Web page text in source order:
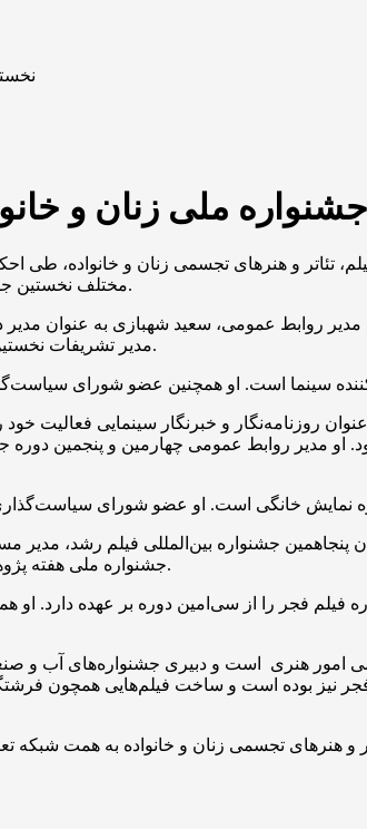
ملی زنان و
تئاتر و هنرهای تجسمی زنان و خانواده، طی
مختلف نخستین جشنواره ملی فیلم، تئاتر و هنرهای تجسمی زنان و خانواده معرفی شدند.
روابط عمومی، سعید شهبازی به عنوان مدیر
مدیر تشریفات نخستین دوره جشنواره ملی فیلم، تئاتر و هنرهای تجسمی را همراهی می‌کنند.
حیدرآبادی فارغ‌التحصیل کارشناسی مدیریت دولتی است. او از سال ۸۵ به عنوان
مدیر روابط عمومی چهارمین و پنجمین دوره
جشنواره بین‌المللی فیلم رشد،
جشنواره ملی هفته پژوهش و همچنین کارگردان فیلم‌های کوتاه میراث، هراس و…. بوده است.
فجر را از سی‌امین دوره بر عهده دارد. او
امور هنری است و دبیری جشنواره‌های آب و
نیز بوده است و ساخت فیلم‌هایی همچون